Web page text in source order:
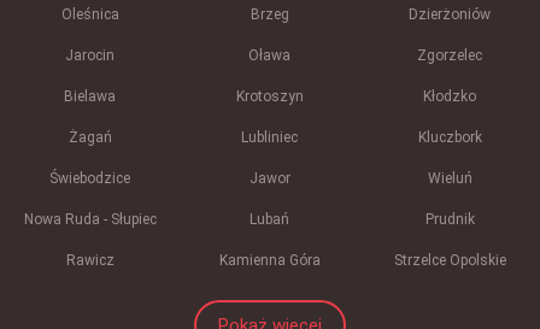
Oleśnica Brzeg Dzierżoniów
Jarocin Oława Zgorzelec
Bielawa Krotoszyn Kłodzko
Żagań Lubliniec Kluczbork
Świebodzice Jawor Wieluń
Nowa Ruda - Słupiec Lubań Prudnik
Rawicz Kamienna Góra Strzelce Opolskie